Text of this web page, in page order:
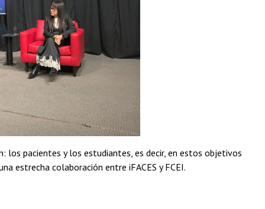
los pacientes y los estudiantes, es decir, en estos objetivos
estrecha colaboración entre iFACES y FCEI.